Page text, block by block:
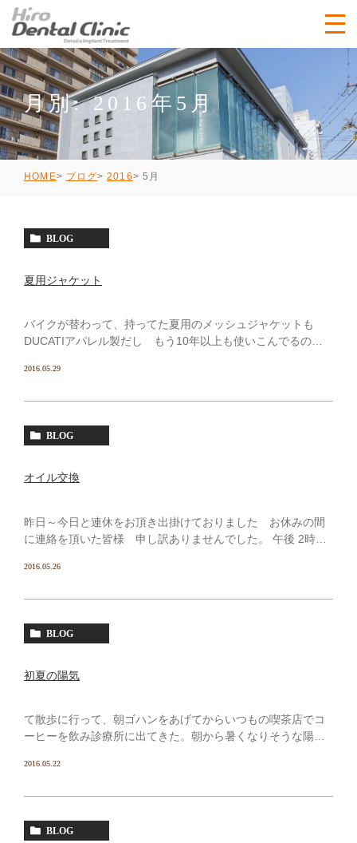
月別: 2016年5月
HOME ブログ 2016 5月
BLOG
夏用ジャケット
バイクが替わって、持ってた夏用のメッシュジャケットも
DUCATIアパレル製だし もう10年以上も使いこんでるの
傾姿勢のマシンなので 風にバタつかない様に体にぴった
2016.05.29
BLOG
オイル交換
昨日～今日と連休をお頂き出掛けておりました お休みの間
に連絡を頂いた皆様 申し訳ありませんでした。 午後 2時頃
2016.05.26
BLOG
初夏の陽気
て散歩に行って、朝ゴハンをあげてからいつもの喫茶店でコ
ーヒーを飲み診療所に出てきた。朝から暑くなりそうな陽射
からミルクロードの笹川～石榑辺りまで行き引き返してき
2016.05.22
BLOG